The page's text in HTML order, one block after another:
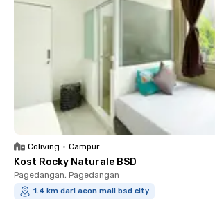
Coliving • Campur
Kost Rocky Naturale BSD
Pagedangan, Pagedangan
1.4 km dari aeon mall bsd city